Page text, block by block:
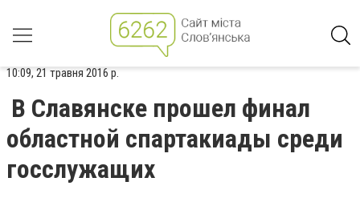
10:09, 21 травня 2016 р.
В Славянске прошел финал
областной спартакиады среди
госслужащих